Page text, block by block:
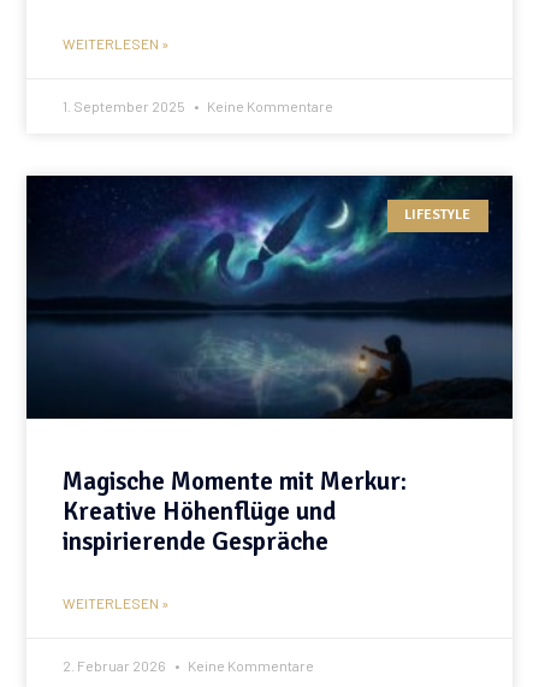
WEITERLESEN »
1. September 2025 Keine Kommentare
LIFESTYLE
Magische Momente mit Merkur:
Kreative Höhenflüge und
inspirierende Gespräche
WEITERLESEN »
2. Februar 2026 Keine Kommentare